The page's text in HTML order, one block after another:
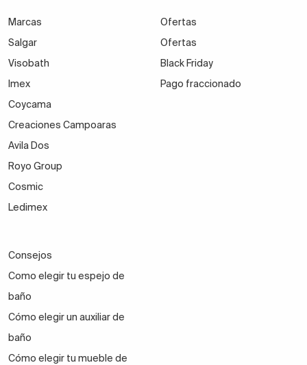
Marcas
Salgar
Visobath
Imex
Coycama
Creaciones Campoaras
Avila Dos
Royo Group
Cosmic
Ledimex
Ofertas
Ofertas
Black Friday
Pago fraccionado
Consejos
Como elegir tu espejo de
baño
Cómo elegir un auxiliar de
baño
Cómo elegir tu mueble de